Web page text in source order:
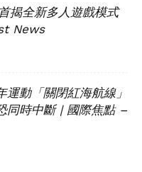
揭全新多人遊戲模式
News
動「關閉紅海航線」
同時中斷 | 國際焦點 –